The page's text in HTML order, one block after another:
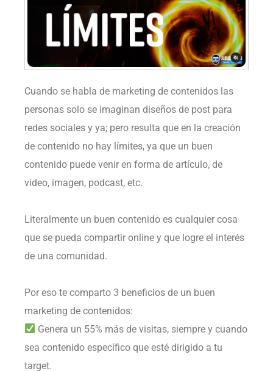
Cuando se habla de marketing de contenidos las
personas solo se imaginan diseños de post para
redes sociales y ya; pero resulta que en la creación
de contenido no hay límites, ya que un buen
contenido puede venir en forma de artículo, de
video, imagen, podcast, etc. ⁣
Literalmente un buen contenido es cualquier cosa
que se pueda compartir online y que logre el interés
de una comunidad. ⁣
Por eso te comparto 3 beneficios de un buen
marketing de contenidos: ⁣
Genera un 55% más de visitas, siempre y cuando
sea contenido específico que esté dirigido a tu
target. ⁣